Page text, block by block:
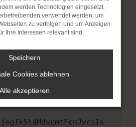
sondern kann auch dazu
Funktionen nicht mehr
genannten Schritte versucht
zu beheben. Du kannst
schicken, um uns bei der
werden Technologien eingesetzt,
verwendet werden, um
zu verfolgen und um Anzeigen
Ihre Interessen relevant sind.
Speichern
Cookies ablehnen
Alle akzeptieren